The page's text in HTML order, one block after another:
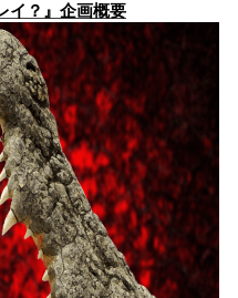
イ？』企画概要